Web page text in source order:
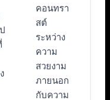
คอนทรา
สต์
ระหว่าง
ความ
สวยงาม
ภายนอก
กับความ